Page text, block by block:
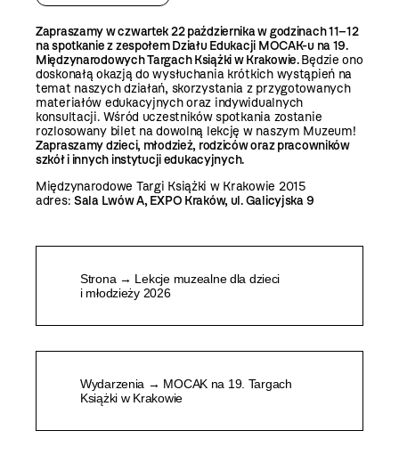
Zapraszamy w czwartek 22 października w godzinach 11–12
na spotkanie z zespołem Działu Edukacji MOCAK-u na 19.
Międzynarodowych Targach Książki w Krakowie.Będzie ono
doskonałą okazją do wysłuchania krótkich wystąpień na
temat naszych działań, skorzystania z przygotowanych
materiałów edukacyjnych oraz indywidualnych
konsultacji. Wśród uczestników spotkania zostanie
rozlosowany bilet na dowolną lekcję w naszym Muzeum!
Zapraszamy dzieci, młodzież, rodziców oraz pracowników
szkół i innych instytucji edukacyjnych.
Międzynarodowe Targi Książki w Krakowie 2015
adres:Sala Lwów A, EXPO Kraków, ul. Galicyjska 9
Strona → Lekcje muzealne dla dzieci
i młodzieży 2026
Wydarzenia → MOCAK na 19. Targach
Książki w Krakowie